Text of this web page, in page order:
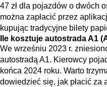
47 zł dla pojazdów o dwóch
można zapłacić przez
kupując tradycyjne bilety
Ile kosztuje autostrada A1
We wrześniu 2023 r.
autostradą A1. Kierowcy
końca 2024 roku. Warto
dowiedzieć się, jak płacić za